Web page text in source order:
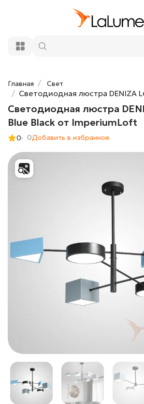
Главная Свет
Светодиодная люстра DENIZA
Светодиодная люстра
Blue Black от ImperiumLoft
0 0Добавить в избранное
Blue Black от ImperiumLoft